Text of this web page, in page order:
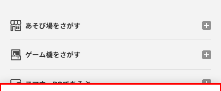
あそび場をさがす
ゲーム機をさがす
スマホ・PCであそぶ